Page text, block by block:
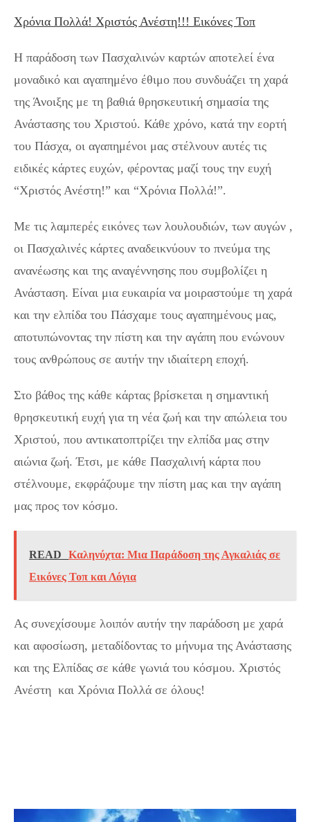
Χρόνια Πολλά! Χριστός Ανέστη!!! Εικόνες Τοπ
Η παράδοση των Πασχαλινών καρτών αποτελεί ένα
μοναδικό και αγαπημένο έθιμο που συνδυάζει τη χαρά
της Άνοιξης με τη βαθιά θρησκευτική σημασία της
Ανάστασης του Χριστού. Κάθε χρόνο, κατά την εορτή
του Πάσχα, οι αγαπημένοι μας στέλνουν αυτές τις
ειδικές κάρτες ευχών, φέροντας μαζί τους την ευχή
“Χριστός Ανέστη!” και “Χρόνια Πολλά!”.
Με τις λαμπερές εικόνες των λουλουδιών, των αυγών ,
οι Πασχαλινές κάρτες αναδεικνύουν το πνεύμα της
ανανέωσης και της αναγέννησης που συμβολίζει η
Ανάσταση. Είναι μια ευκαιρία να μοιραστούμε τη χαρά
και την ελπίδα του Πάσχαμε τους αγαπημένους μας,
αποτυπώνοντας την πίστη και την αγάπη που ενώνουν
τους ανθρώπους σε αυτήν την ιδιαίτερη εποχή.
Στο βάθος της κάθε κάρτας βρίσκεται η σημαντική
θρησκευτική ευχή για τη νέα ζωή και την απώλεια του
Χριστού, που αντικατοπτρίζει την ελπίδα μας στην
αιώνια ζωή. Έτσι, με κάθε Πασχαλινή κάρτα που
στέλνουμε, εκφράζουμε την πίστη μας και την αγάπη
μας προς τον κόσμο.
READ
Καληνύχτα: Μια Παράδοση της Αγκαλιάς σε
Εικόνες Τοπ και Λόγια
Ας συνεχίσουμε λοιπόν αυτήν την παράδοση με χαρά
και αφοσίωση, μεταδίδοντας το μήνυμα της Ανάστασης
και της Ελπίδας σε κάθε γωνιά του κόσμου. Χριστός
Ανέστη και Χρόνια Πολλά σε όλους!